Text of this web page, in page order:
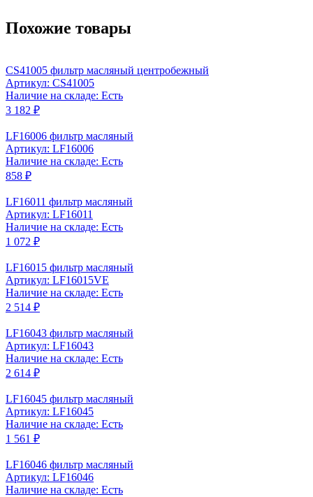
Похожие товары
CS41005 фильтр масляный центробежный
Артикул: CS41005
Наличие на складе: Есть
3 182 ₽
LF16006 фильтр масляный
Артикул: LF16006
Наличие на складе: Есть
858 ₽
LF16011 фильтр масляный
Артикул: LF16011
Наличие на складе: Есть
1 072 ₽
LF16015 фильтр масляный
Артикул: LF16015VE
Наличие на складе: Есть
2 514 ₽
LF16043 фильтр масляный
Артикул: LF16043
Наличие на складе: Есть
2 614 ₽
LF16045 фильтр масляный
Артикул: LF16045
Наличие на складе: Есть
1 561 ₽
LF16046 фильтр масляный
Артикул: LF16046
Наличие на складе: Есть